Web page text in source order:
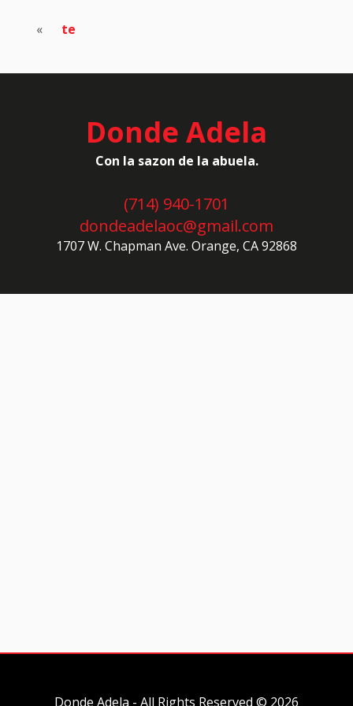
« te
Donde Adela
Con la sazon de la abuela.
(714) 940-1701
dondeadelaoc@gmail.com
1707 W. Chapman Ave. Orange, CA 92868
Donde Adela - All Rights Reserved © 2026